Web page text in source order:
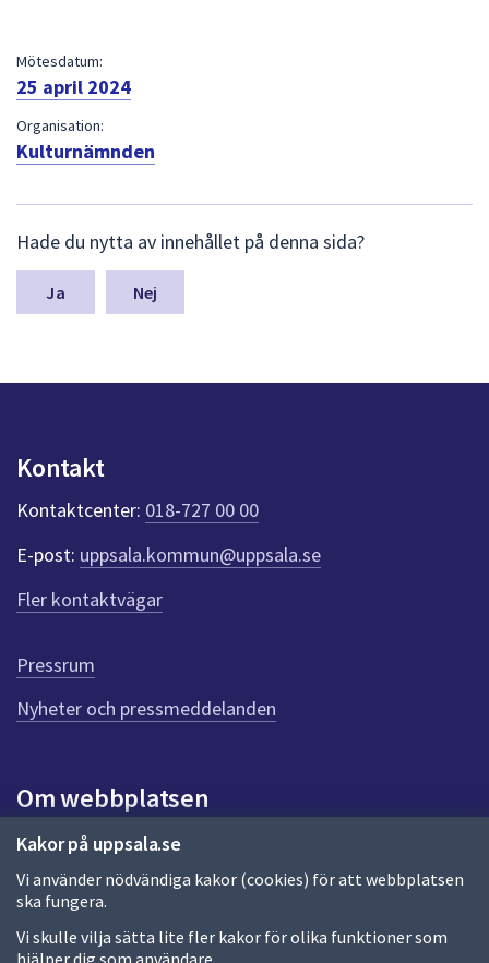
Kakor på uppsala.se
Vi använder nödvändiga kakor (cookies) för att webbplatsen
ska fungera.
Vi skulle vilja sätta lite fler kakor för olika funktioner som
hjälper dig som användare.
Mötesdatum:
25 april 2024
Organisation:
Kulturnämnden
ä
m
a
n
k
t
e
r
f
ö
r
e
n
n
a
d
a
Hade du nytta av innehållet på denna sida?
Nej
Kontakt
Kontaktcenter: 018-727 00 00
E-post: uppsala.kommun@uppsala.se
Fler kontaktvägar
Pressrum
Nyheter och pressmeddelanden
Om webbplatsen
Om webbplatsen
Allmänna handlingar och diarium
Behandling av personuppgifter